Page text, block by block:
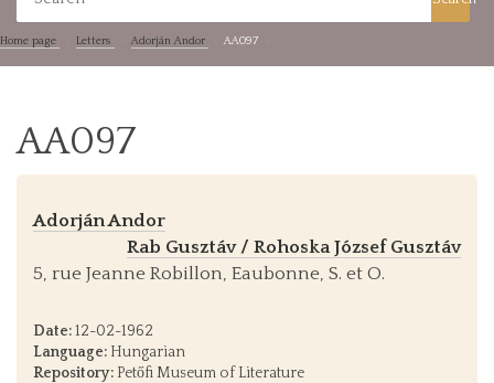
Home page Letters Adorján Andor AA097
AA097
Adorján Andor
Rab Gusztáv / Rohoska József Gusztáv
5, rue Jeanne Robillon, Eaubonne, S. et O.
Date:12-02-1962
Language: Hungarian
Repository: Petőfi Museum of Literature